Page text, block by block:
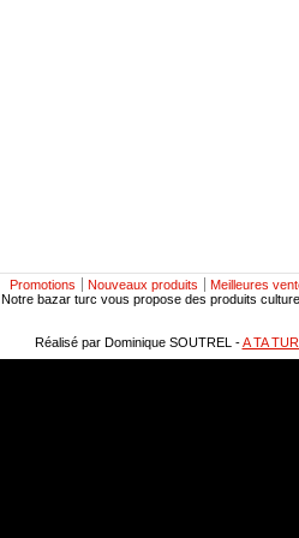
Promotions Nouveaux produits
Meilleures
Notre bazar turc vous propose des produits
Réalisé par Dominique SOUTREL -A TA